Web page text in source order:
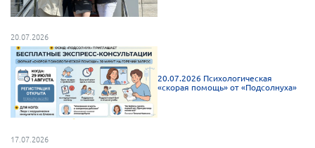
20.07.2026
20.07.2026 Психологическая
«скорая помощь» от «Подсолнуха»
17.07.2026